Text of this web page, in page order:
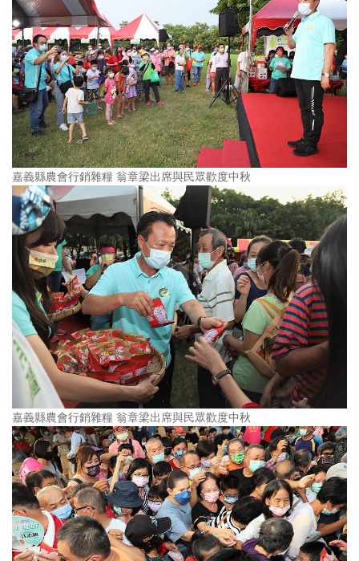
嘉義縣農會行銷雜糧 翁章梁出席與民眾歡度中秋
嘉義縣農會行銷雜糧 翁章梁出席與民眾歡度中秋